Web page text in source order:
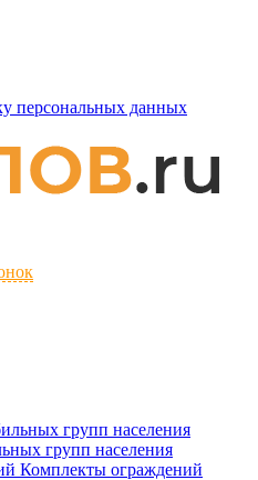
персональных данных
групп населения
Комплекты ограждений